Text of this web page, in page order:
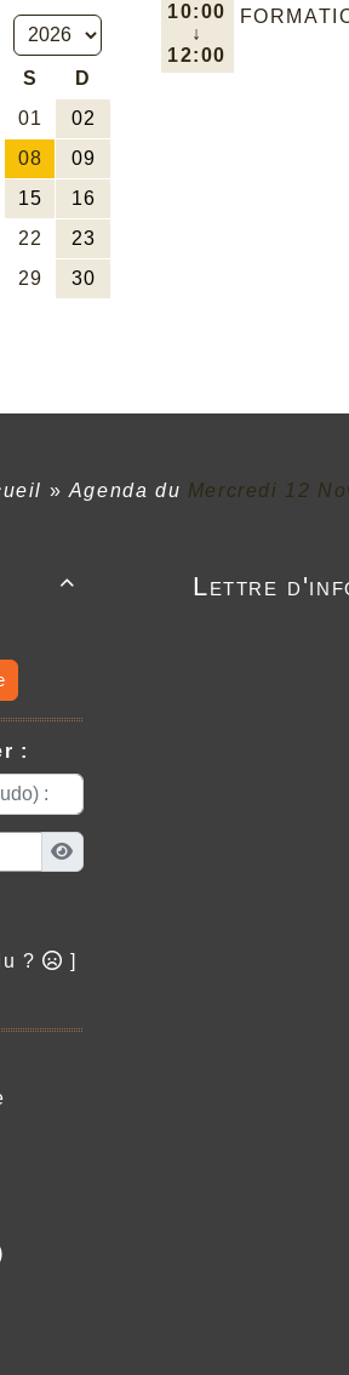
10:00
↓
12:00
» Agenda du Mercredi 12

:
? ]
Lettre